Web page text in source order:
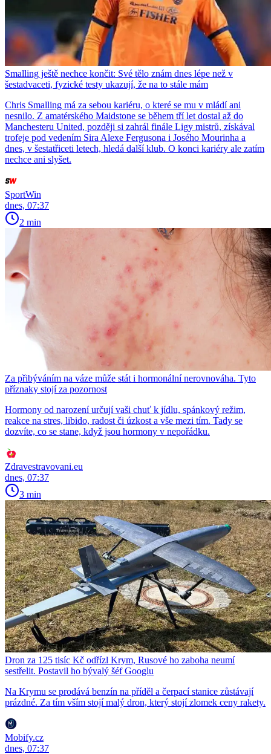
Smalling ještě nechce končit: Své tělo znám dnes lépe než v
šestadvaceti, fyzické testy ukazují, že na to stále mám
Chris Smalling má za sebou kariéru, o které se mu v mládí ani
nesnilo. Z amatérského Maidstone se během tří let dostal až do
Manchesteru United, později si zahrál finále Ligy mistrů, získával
trofeje pod vedením Sira Alexe Fergusona i Josého Mourinha a
dnes, v šestatřiceti letech, hledá další klub. O konci kariéry ale zatím
nechce ani slyšet.
SportWin
dnes, 07:37
2 min
Za přibýváním na váze může stát i hormonální nerovnováha. Tyto
příznaky stojí za pozornost
Hormony od narození určují vaši chuť k jídlu, spánkový režim,
reakce na stres, libido, radost či úzkost a vše mezi tím. Tady se
dozvíte, co se stane, když jsou hormony v nepořádku.
Zdravestravovani.eu
dnes, 07:37
3 min
Dron za 125 tisíc Kč odřízl Krym, Rusové ho zaboha neumí
sestřelit. Postavil ho bývalý šéf Googlu
Na Krymu se prodává benzín na příděl a čerpací stanice zůstávají
prázdné. Za tím vším stojí malý dron, který stojí zlomek ceny rakety.
Mobify.cz
dnes, 07:37